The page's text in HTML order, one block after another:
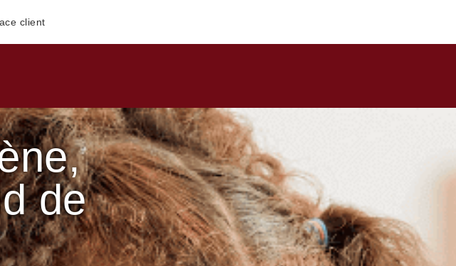
client
de
*
postal*